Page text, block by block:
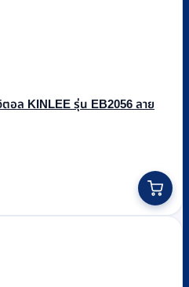
อล KINLEE รุ่น EB2056 ลาย